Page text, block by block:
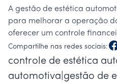
A gestão de estética
para melhorar a operação
oferecer um controle
Compartilhe nas redes sociais:
controle de estética
automotiva|gestão de